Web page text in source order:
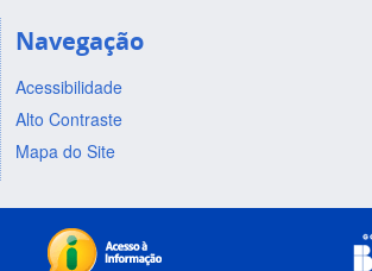
Navegação
Acessibilidade
Alto Contraste
Mapa do Site